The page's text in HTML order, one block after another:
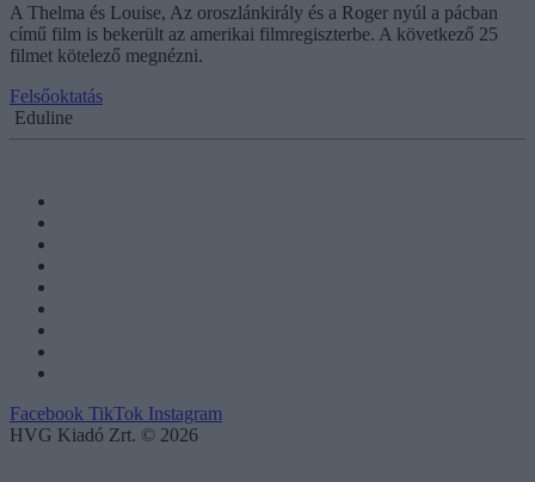
A Thelma és Louise, Az oroszlánkirály és a Roger nyúl a pácban
című film is bekerült az amerikai filmregiszterbe. A következő 25
filmet kötelező megnézni.
Felsőoktatás
Eduline
Facebook TikTok Instagram
HVG Kiadó Zrt. © 2026